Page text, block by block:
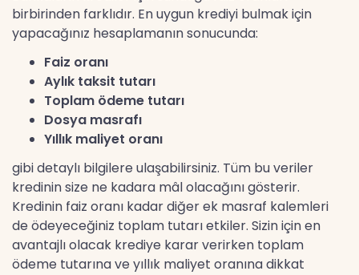
birbirinden farklıdır. En uygun krediyi bulmak için
yapacağınız hesaplamanın sonucunda:
Faiz oranı
Aylık taksit tutarı
Toplam ödeme tutarı
Dosya masrafı
Yıllık maliyet oranı
gibi detaylı bilgilere ulaşabilirsiniz. Tüm bu veriler
kredinin size ne kadara mâl olacağını gösterir.
Kredinin faiz oranı kadar diğer ek masraf kalemleri
de ödeyeceğiniz toplam tutarı etkiler. Sizin için en
avantajlı olacak krediye karar verirken toplam
ödeme tutarına ve yıllık maliyet oranına dikkat